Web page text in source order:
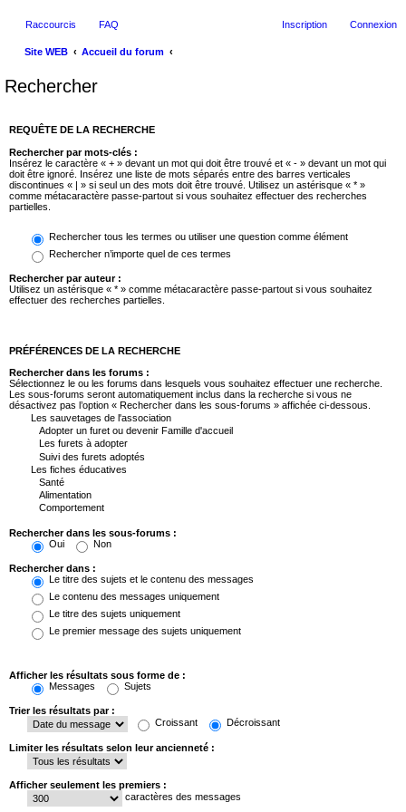
Raccourcis FAQ Connexion
Inscription
Site WEB Accueil du forum
Rechercher
REQUÊTE DE LA RECHERCHE
Rechercher par mots-clés :
Insérez le caractère « + » devant un mot qui doit être trouvé et « - » devant un mot qui
doit être ignoré. Insérez une liste de mots séparés entre des barres verticales
discontinues « | » si seul un des mots doit être trouvé. Utilisez un astérisque « * »
comme métacaractère passe-partout si vous souhaitez effectuer des recherches
partielles.
Rechercher tous les termes ou utiliser une question comme élément
Rechercher n’importe quel de ces termes
Rechercher par auteur :
Utilisez un astérisque « * » comme métacaractère passe-partout si vous souhaitez
effectuer des recherches partielles.
PRÉFÉRENCES DE LA RECHERCHE
Rechercher dans les forums :
Sélectionnez le ou les forums dans lesquels vous souhaitez effectuer une recherche.
Les sous-forums seront automatiquement inclus dans la recherche si vous ne
désactivez pas l’option « Rechercher dans les sous-forums » affichée ci-dessous.
Rechercher dans les sous-forums :
Oui
Non
Rechercher dans :
Le titre des sujets et le contenu des messages
Le contenu des messages uniquement
Le titre des sujets uniquement
Le premier message des sujets uniquement
Afficher les résultats sous forme de :
Messages
Sujets
Trier les résultats par :
Croissant
Décroissant
Limiter les résultats selon leur ancienneté :
Afficher seulement les premiers :
caractères des messages